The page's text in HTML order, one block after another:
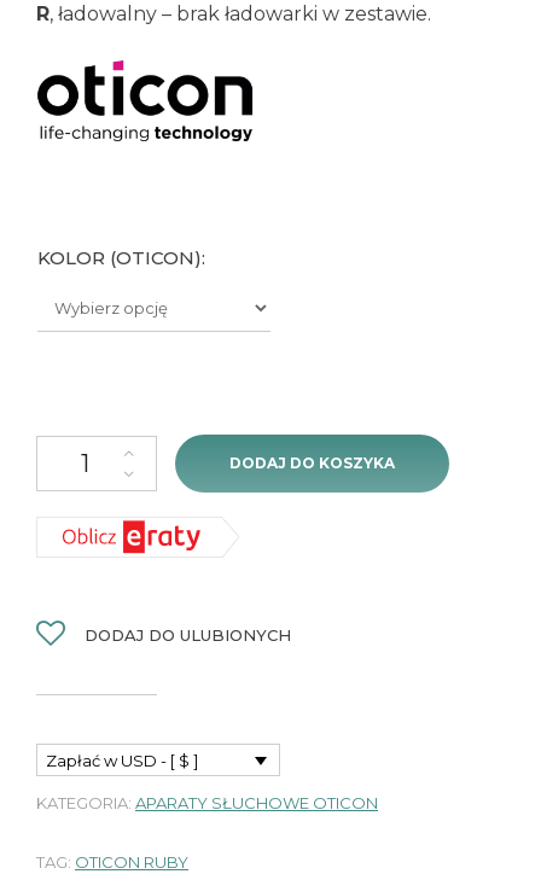
R, ładowalny – brak ładowarki w zestawie.
KOLOR (OTICON):
ilość Oticon Ruby 2 miniRITE R (ładowalny) - 1szt
DODAJ DO KOSZYKA
DODAJ DO ULUBIONYCH
Zapłać w USD - [ $ ]
KATEGORIA: APARATY SŁUCHOWE OTICON
TAG: OTICON RUBY